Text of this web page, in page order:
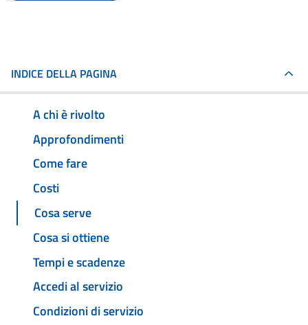
INDICE DELLA PAGINA
A chi è rivolto
Approfondimenti
Come fare
Costi
Cosa serve
Cosa si ottiene
Tempi e scadenze
Accedi al servizio
Condizioni di servizio